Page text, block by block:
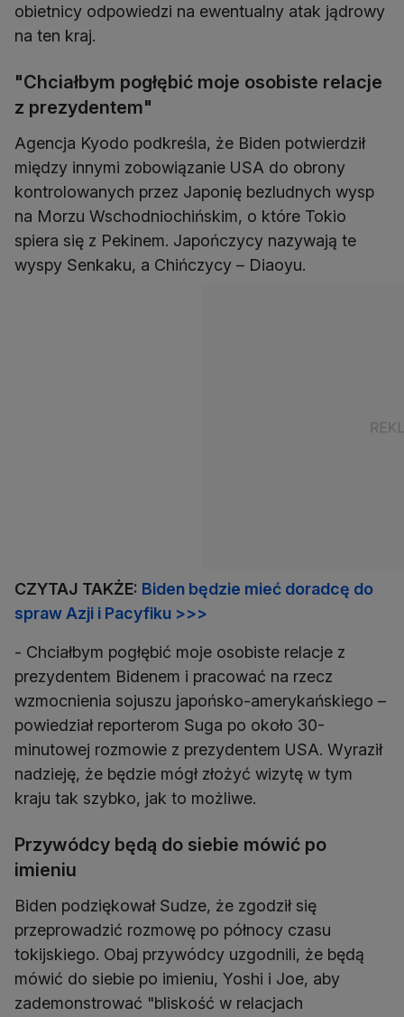
obietnicy odpowiedzi na ewentualny atak jądrowy
na ten kraj.
"Chciałbym pogłębić moje osobiste relacje
z prezydentem"
Agencja Kyodo podkreśla, że Biden potwierdził
między innymi zobowiązanie USA do obrony
kontrolowanych przez Japonię bezludnych wysp
na Morzu Wschodniochińskim, o które Tokio
spiera się z Pekinem. Japończycy nazywają te
wyspy Senkaku, a Chińczycy – Diaoyu.
CZYTAJ TAKŻE: Biden będzie mieć doradcę do
spraw Azji i Pacyfiku >>>
- Chciałbym pogłębić moje osobiste relacje z
prezydentem Bidenem i pracować na rzecz
wzmocnienia sojuszu japońsko-amerykańskiego –
powiedział reporterom Suga po około 30-
minutowej rozmowie z prezydentem USA. Wyraził
nadzieję, że będzie mógł złożyć wizytę w tym
kraju tak szybko, jak to możliwe.
Przywódcy będą do siebie mówić po
imieniu
Biden podziękował Sudze, że zgodził się
przeprowadzić rozmowę po północy czasu
tokijskiego. Obaj przywódcy uzgodnili, że będą
mówić do siebie po imieniu, Yoshi i Joe, aby
zademonstrować "bliskość w relacjach